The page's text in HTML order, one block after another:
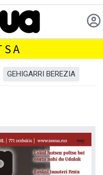
GEHIGARRI BEREZIA